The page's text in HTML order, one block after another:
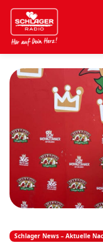
Schlager News – Aktuelle